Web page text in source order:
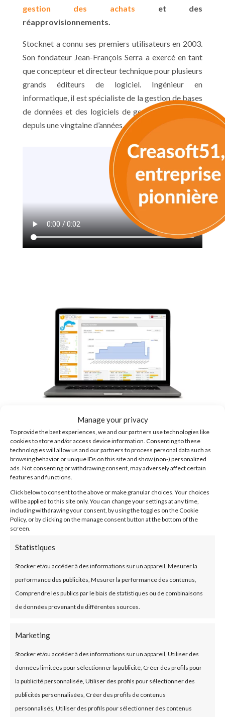
Manage your privacy
To provide the best experiences, we and our partners use technologies like
cookies to store and/or access device information. Consenting to these
technologies will allow us and our partners to process personal data such as
browsing behavior or unique IDs on this site and show (non-) personalized
ads. Not consenting or withdrawing consent, may adversely affect certain
features and functions.
Click below to consent to the above or make granular choices. Your choices
will be applied to this site only. You can change your settings at any time,
including withdrawing your consent, by using the toggles on the Cookie
Policy, or by clicking on the manage consent button at the bottom of the
screen.
Statistiques
Stocker et/ou accéder à des informations sur un appareil, Mesurer la
performance des publicités, Mesurer la performance des contenus,
Comprendre les publics par le biais de statistiques ou de combinaisons
de données provenant de différentes sources.
Marketing
Stocker et/ou accéder à des informations sur un appareil, Utiliser des
données limitées pour sélectionner la publicité, Créer des profils pour
la publicité personnalisée, Utiliser des profils pour sélectionner des
publicités personnalisées, Créer des profils de contenus
personnalisés, Utiliser des profils pour sélectionner des contenus
gestion des achats et des
réapprovisionnements.
Stocknet a connu ses premiers utilisateurs en 2003.
Son fondateur Jean-François Serra a exercé en tant
que concepteur et directeur technique pour plusieurs
grands éditeurs de logiciel. Ingénieur en
informatique, il est spécialiste de la gestion de bases
de données et des logiciels de gestion d’entreprise
depuis une vingtaine d’années.
Creasoft51 édite et diffuse Stocknet, logiciel de
gestion de stocks et de logistique en ligne. Il
possède des milliers de fonctionnalités
paramétrables.
Elle diffuse également Prospect.net, logiciel de
prospection en ligne (CRM) ainsi que
Comptanet, une saisie comptable en ligne
mieux ses clients dans leurs évolutions et répondre à